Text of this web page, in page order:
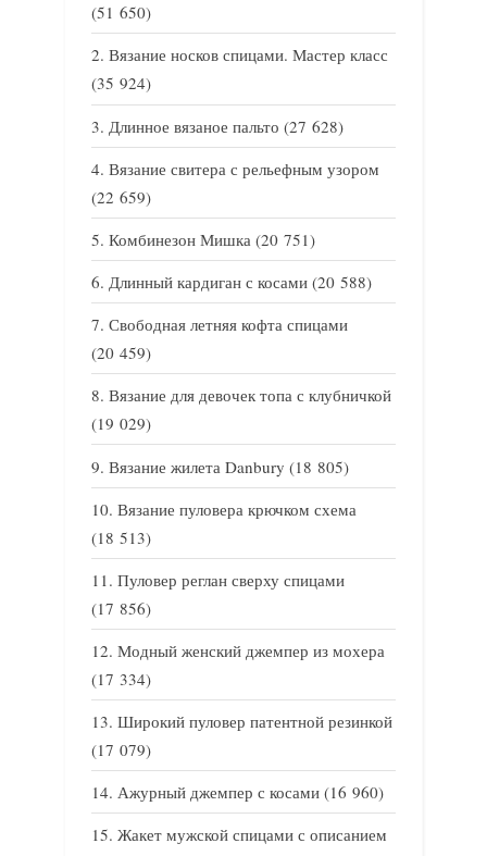
(51 650)
Вязание носков спицами. Мастер класс
(35 924)
Длинное вязаное пальто (27 628)
Вязание свитера с рельефным узором
(22 659)
Комбинезон Мишка (20 751)
Длинный кардиган с косами (20 588)
Свободная летняя кофта спицами
(20 459)
Вязание для девочек топа с клубничкой
(19 029)
Вязание жилета Danbury (18 805)
Вязание пуловера крючком схема
(18 513)
Пуловер реглан сверху спицами
(17 856)
Модный женский джемпер из мохера
(17 334)
Широкий пуловер патентной резинкой
(17 079)
Ажурный джемпер с косами (16 960)
Жакет мужской спицами с описанием